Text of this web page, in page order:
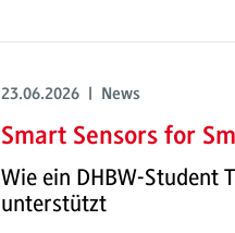
23.06.2026 | News
Smart Sensors for
Wie ein DHBW-Student
unterstützt